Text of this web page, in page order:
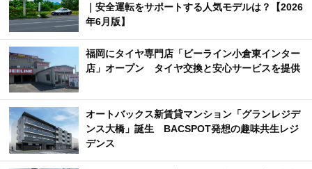
｜安全運転をサポートする人気モデルは？【2026
年6月版】
福岡にタイヤ専門店「ビーライン小倉東インター
店」オープン タイヤ交換と安心サービスを提供
オートバックス新賃貸マンション「グランレジデ
ンス大橋」誕生 BACSPOT発想の趣味共生レジ
デンス